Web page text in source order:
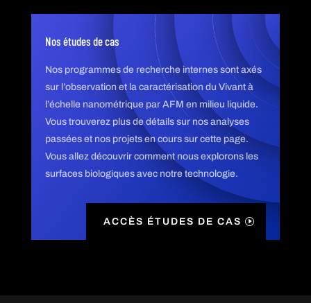
Nos études de cas
Nos programmes de recherche internes sont axés
sur l’observation et la caractérisation du Vivant à
l’échelle nanométrique par AFM en milieu liquide.
Vous trouverez plus de détails sur nos analyses
passées et nos projets en cours sur cette page.
Vous allez découvrir comment nous explorons les
surfaces biologiques avec notre technologie.
ACCÈS ÉTUDES DE CAS